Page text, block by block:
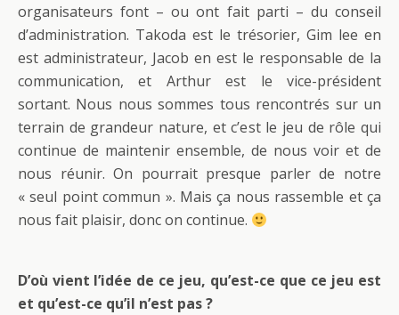
organisateurs font – ou ont fait parti – du conseil
d’administration. Takoda est le trésorier, Gim lee en
est administrateur, Jacob en est le responsable de la
communication, et Arthur est le vice-président
sortant. Nous nous sommes tous rencontrés sur un
terrain de grandeur nature, et c’est le jeu de rôle qui
continue de maintenir ensemble, de nous voir et de
nous réunir. On pourrait presque parler de notre
« seul point commun ». Mais ça nous rassemble et ça
nous fait plaisir, donc on continue.
D’où vient l’idée de ce jeu, qu’est-ce que ce jeu est
et qu’est-ce qu’il n’est pas ?